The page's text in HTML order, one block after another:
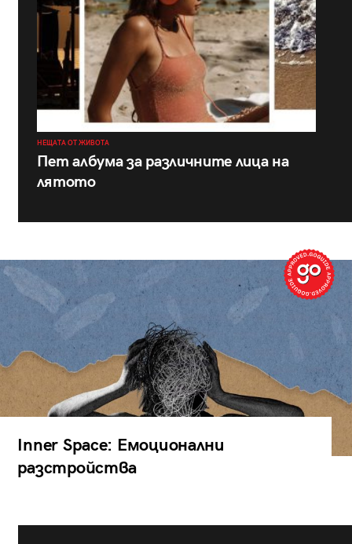
НЕЩАТА ОТ ЖИВОТА
Пет албума за различните лица на
лятото
Inner Space: Емоционални
разстройства